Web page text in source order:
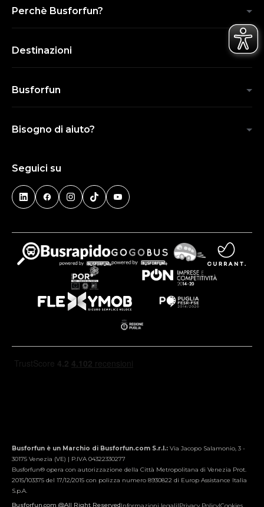
Perchè Busforfun?
Destinazioni
Busforfun
Bisogno di aiuto?
Seguici su
Busforfun è un Marchio di Busforfun.com S.r.l.: Via Jacopo Salamonio, 3 -
30175 Venezia (VE) | P.IVA 04322330277
Busforfun® opera con autorizzazione della Città Metropolitana di Venezia Prot.
2015/103375 del 17/12/2015 con polizza numero 8930822 di Europ Assistance Italia
S.p.A.
Busforfun.com @All Right ReservedInformazioni legali|Privacy Policy|Cookies